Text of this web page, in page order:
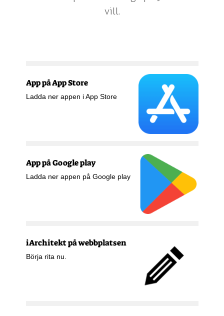
vill.
App på App Store
Ladda ner appen i App Store
App på Google play
Ladda ner appen på Google play
iArchitekt på webbplatsen
Börja rita nu.